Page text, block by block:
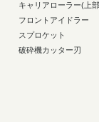
キャリアローラー(上
フロントアイドラー
スプロケット
破砕機カッター刃